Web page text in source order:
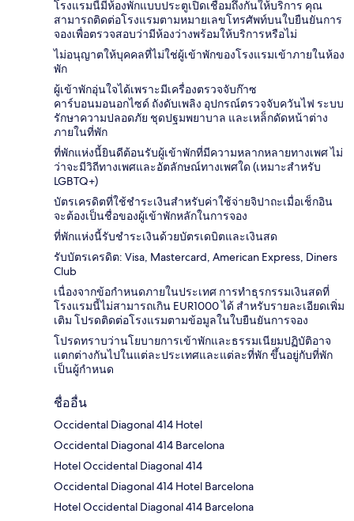
โรงแรมนี้มีห้องพักแบบประตูเปิดเชื่อมถึงกันให้บริการ คุณ
สามารถติดต่อโรงแรมตามหมายเลขโทรศัพท์บนใบยืนยันการ
จองเพื่อตรวจสอบว่ามีห้องว่างพร้อมให้บริการหรือไม่
ไม่อนุญาตให้บุคคลที่ไม่ใช่ผู้เข้าพักของโรงแรมเข้าภายในห้อง
พัก
ผู้เข้าพักอุ่นใจได้เพราะมีเครื่องตรวจจับก๊าซ
คาร์บอนมอนอกไซด์ ถังดับเพลิง อุปกรณ์ตรวจจับควันไฟ ระบบ
รักษาความปลอดภัย ชุดปฐมพยาบาล และเหล็กดัดหน้าต่าง
ภายในที่พัก
ที่พักแห่งนี้ยินดีต้อนรับผู้เข้าพักที่มีความหลากหลายทางเพศ ไม่
ว่าจะมีวิถีทางเพศและอัตลักษณ์ทางเพศใด (เหมาะสำหรับ
LGBTQ+)
บัตรเครดิตที่ใช้ชำระเงินสำหรับค่าใช้จ่ายจิปาถะเมื่อเช็กอิน
จะต้องเป็นชื่อของผู้เข้าพักหลักในการจอง
ที่พักแห่งนี้รับชำระเงินด้วยบัตรเดบิตและเงินสด
รับบัตรเครดิต: Visa, Mastercard, American Express, Diners
Club
เนื่องจากข้อกำหนดภายในประเทศ การทำธุรกรรมเงินสดที่
โรงแรมนี้ไม่สามารถเกิน EUR1000 ได้ สำหรับรายละเอียดเพิ่ม
เติม โปรดติดต่อโรงแรมตามข้อมูลในใบยืนยันการจอง
โปรดทราบว่านโยบายการเข้าพักและธรรมเนียมปฏิบัติอาจ
แตกต่างกันไปในแต่ละประเทศและแต่ละที่พัก ขึ้นอยู่กับที่พัก
เป็นผู้กำหนด
ชื่ออื่น
Occidental Diagonal 414 Hotel
Occidental Diagonal 414 Barcelona
Hotel Occidental Diagonal 414
Occidental Diagonal 414 Hotel Barcelona
Hotel Occidental Diagonal 414 Barcelona